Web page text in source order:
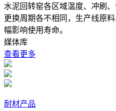
水泥回转窑各区域温度、冲刷
更换周期各不相同，生产线原
幅影响使用寿命。
媒体库
查看更多
耐材产品